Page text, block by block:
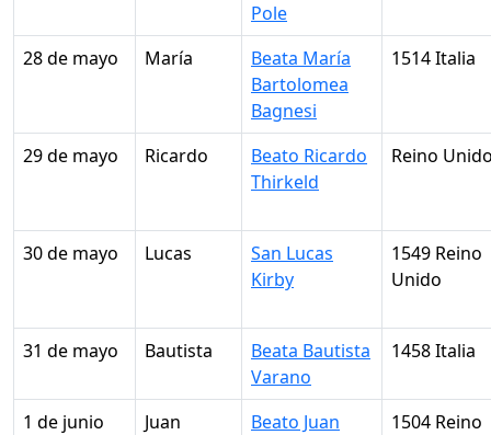
Pole
28 de mayo María
Beata María
Bartolomea
Bagnesi
1514 Italia
29 de mayo Ricardo
Beato Ricardo
Thirkeld
Reino
30 de mayo Lucas
San Lucas
Kirby
1549 Reino
Unido
31 de mayo Bautista
Beata Bautista
Varano
1458 Italia
1 de junio Juan
Beato Juan
1504 Reino